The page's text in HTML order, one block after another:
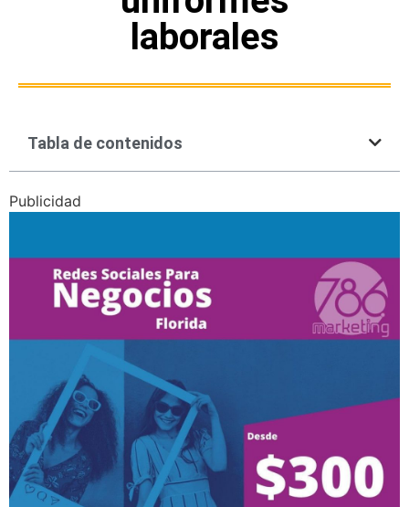
laborales
Tabla de contenidos
Publicidad